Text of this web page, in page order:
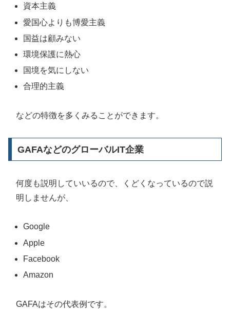
資本主義
愛国心よりも博愛主義
国益は顧みない
環境保護に熱心
国境を気にしない
合理的主義
などの特徴を多くみることができます。
GAFAなどのグローバルIT企業
何度も説明していいるので、くどくなっているので説
明しませんが、
Google
Apple
Facebook
Amazon
GAFAはその代表例です。